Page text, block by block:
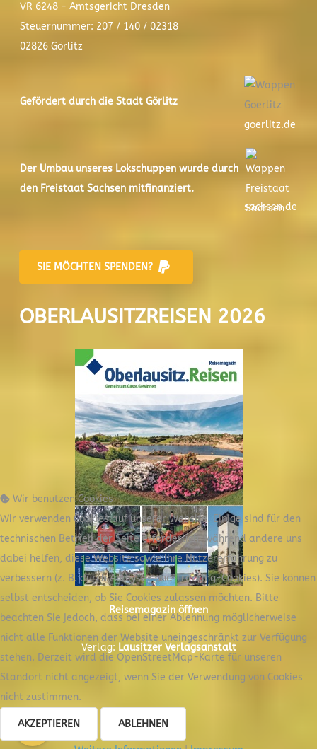
VR 6248 - Amtsgericht Dresden
Steuernummer: 207 / 140 / 02318
02826 Görlitz
Gefördert durch die Stadt Görlitz
goerlitz.de
Der Umbau unseres Lokschuppen wurde durch
den Freistaat Sachsen mitfinanziert.
sachsen.de
SIE MÖCHTEN SPENDEN?
OBERLAUSITZREISEN 2026
Reisemagazin öffnen
Verlag: Lausitzer Verlagsanstalt
Wir benutzen Cookies
Wir verwenden Cookies auf unserer Website. Einige sind für den
technischen Betrieb der Seite erforderlich, während andere uns
dabei helfen, diese Website sowie Ihre Nutzererfahrung zu
verbessern (z. B. durch Analyse- und Tracking-Cookies). Sie können
selbst entscheiden, ob Sie Cookies zulassen möchten. Bitte
beachten Sie jedoch, dass bei einer Ablehnung möglicherweise
nicht alle Funktionen der Website uneingeschränkt zur Verfügung
stehen. Derzeit wird die OpenStreetMap-Karte für unseren
Standort nicht angezeigt, wenn Sie der Verwendung von Cookies
nicht zustimmen.
AKZEPTIEREN ABLEHNEN